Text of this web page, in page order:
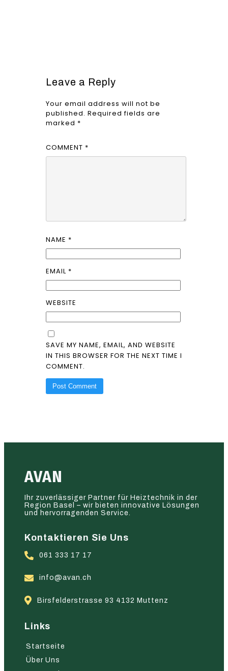
Leave a Reply
Your email address will not be
published. Required fields are
marked *
COMMENT *
NAME *
EMAIL *
WEBSITE
SAVE MY NAME, EMAIL, AND WEBSITE
IN THIS BROWSER FOR THE NEXT TIME I
COMMENT.
AVAN
Ihr zuverlässiger Partner für Heiztechnik in der
Region Basel – wir bieten innovative Lösungen
und hervorragenden Service.
Kontaktieren Sie Uns
061 333 17 17
info@avan.ch
Birsfelderstrasse 93 4132 Muttenz
Links
Startseite
Über Uns